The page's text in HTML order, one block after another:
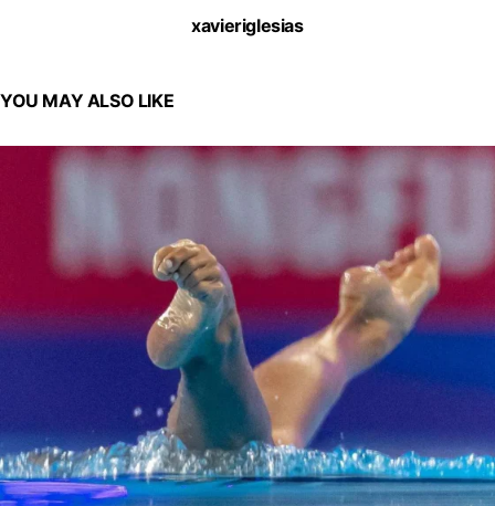
xavieriglesias
YOU MAY ALSO LIKE